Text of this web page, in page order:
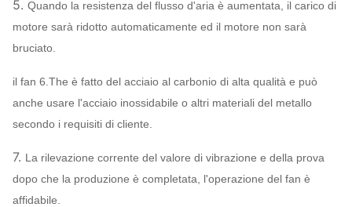
5. Quando la resistenza del flusso d'aria è aumentata, il carico di
motore sarà ridotto automaticamente ed il motore non sarà
bruciato.
il fan 6.The è fatto del acciaio al carbonio di alta qualità e può
anche usare l'acciaio inossidabile o altri materiali del metallo
secondo i requisiti di cliente.
7. La rilevazione corrente del valore di vibrazione e della prova
dopo che la produzione è completata, l'operazione del fan è
affidabile.